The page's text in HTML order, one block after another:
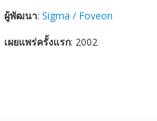
ผู้พัฒนา: Sigma / Foveon
เผยแพร่ครั้งแรก: 2002